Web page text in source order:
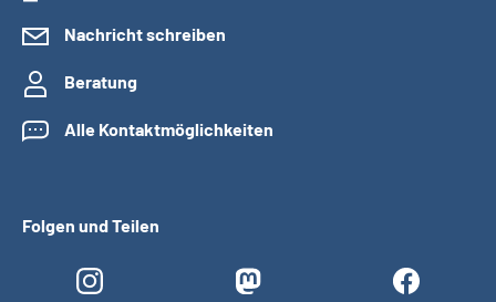
Nachricht schreiben
Beratung
Alle Kontaktmöglichkeiten
Folgen und Teilen